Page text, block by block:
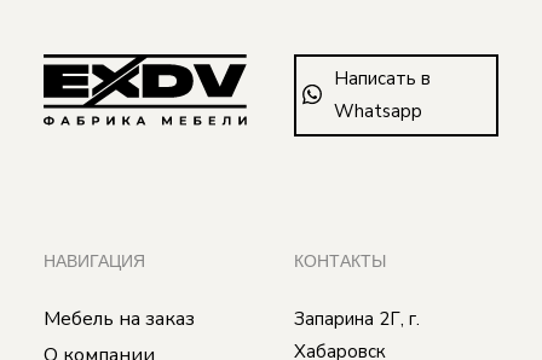
Написать в
Whatsapp
НАВИГАЦИЯ
Мебель на заказ
КОНТАКТЫ
Запарина 2Г, г.
Хабаровск